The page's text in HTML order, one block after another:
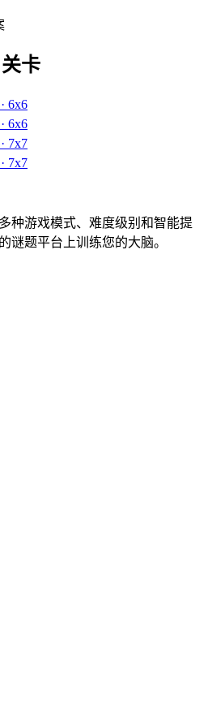
卡
6x6
6x6
7x7
7x7
种游戏模式、难度级别和智能提
谜题平台上训练您的大脑。